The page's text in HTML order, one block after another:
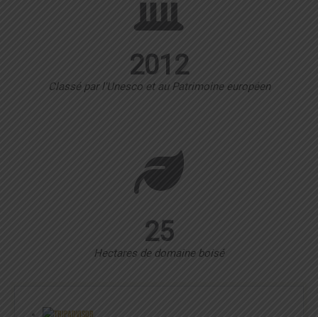
2012
Classé par l'Unesco et au Patrimoine européen
25
Hectares de domaine boisé